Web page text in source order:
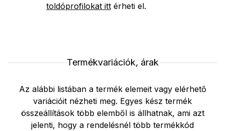
toldóprofilokat itt érheti el.
Termékvariációk, árak
Az alábbi listában a termék elemeit vagy elérhető
variációit nézheti meg. Egyes kész termék
összeállítások több elemből is állhatnak, ami azt
jelenti, hogy a rendelésnél több termékkód